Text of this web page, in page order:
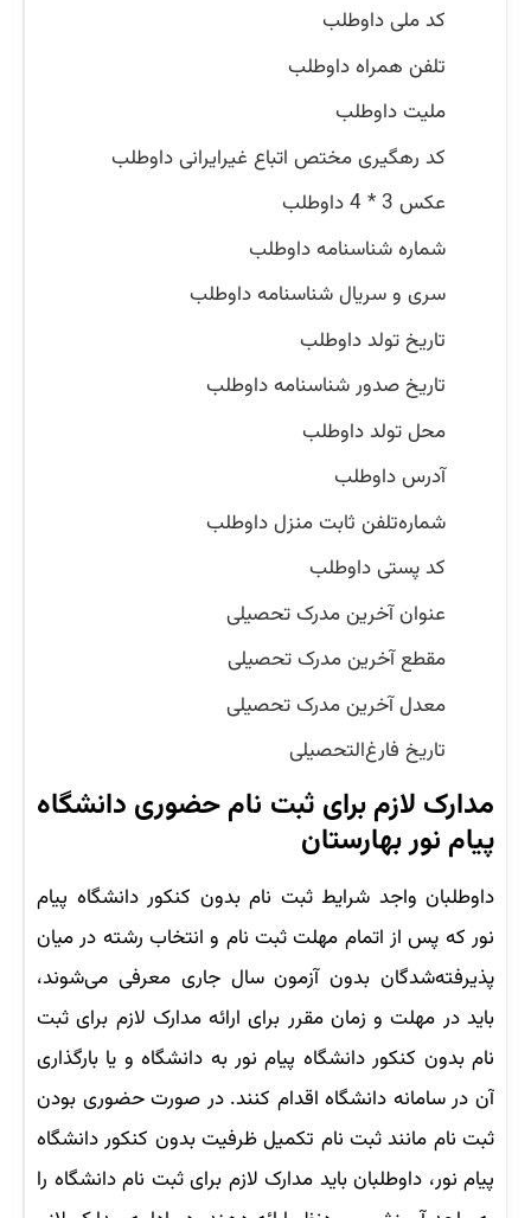
کد ملی داوطلب
تلفن همراه داوطلب
ملیت داوطلب
کد رهگیری مختص اتباع غیرایرانی داوطلب
عکس 3 * 4 داوطلب
شماره شناسنامه داوطلب
سری و سریال شناسنامه داوطلب
تاریخ تولد داوطلب
تاریخ صدور شناسنامه داوطلب
محل تولد داوطلب
آدرس داوطلب
شماره‌تلفن ثابت منزل داوطلب
کد پستی داوطلب
عنوان آخرین مدرک تحصیلی
مقطع آخرین مدرک تحصیلی
معدل آخرین مدرک تحصیلی
تاریخ فارغ‌التحصیلی
مدارک لازم برای ثبت نام حضوری دانشگاه
پیام نور بهارستان
داوطلبان واجد شرایط ثبت نام بدون کنکور دانشگاه پیام
نور که پس از اتمام مهلت ثبت نام و انتخاب رشته در میان
پذیرفته‌شدگان بدون آزمون سال جاری معرفی می‌شوند،
باید در مهلت و زمان مقرر برای ارائه مدارک لازم برای ثبت
نام بدون کنکور دانشگاه پیام نور به دانشگاه و یا بارگذاری
آن در سامانه دانشگاه اقدام کنند. در صورت حضوری بودن
ثبت نام مانند ثبت نام تکمیل ظرفیت بدون کنکور دانشگاه
پیام نور، داوطلبان باید مدارک لازم برای ثبت نام دانشگاه را